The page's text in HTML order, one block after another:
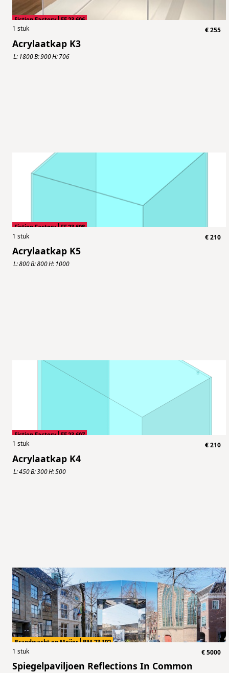
Fiction Factory FF.23.606
1 stuk €255
Acrylaatkap K3
L: 1800B:900H:706
Fiction Factory FF.23.608
1 stuk €210
Acrylaatkap K5
L:800B:800H: 1000
Fiction Factory FF.23.607
1 stuk €210
Acrylaatkap K4
L:450B:300H:500
Brandwacht en Meijer BM.23.192
1 stuk €5000
Spiegelpaviljoen Reflections In Common